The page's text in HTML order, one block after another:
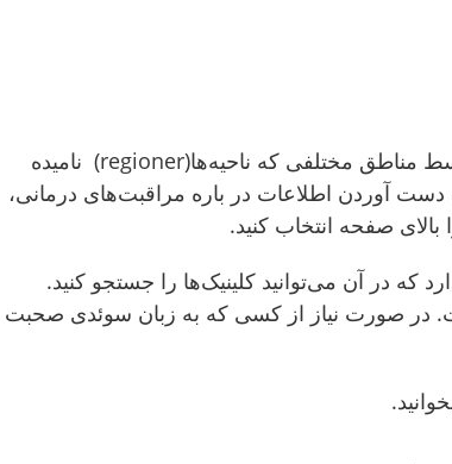
مراقبت‌های درمانی در سوئد توسط مناطق مختلفی که ناحیه‌ها(regioner) نامیده
آوردن اطلاعات در باره مراقبت‌های درمانی،
لینک‌ به 1177 وجود دارد که در آن می‌توانید کلینیک‌ها را جستجو کنید.
در صورت نیاز از کسی که به زبان سوئدی صحبت